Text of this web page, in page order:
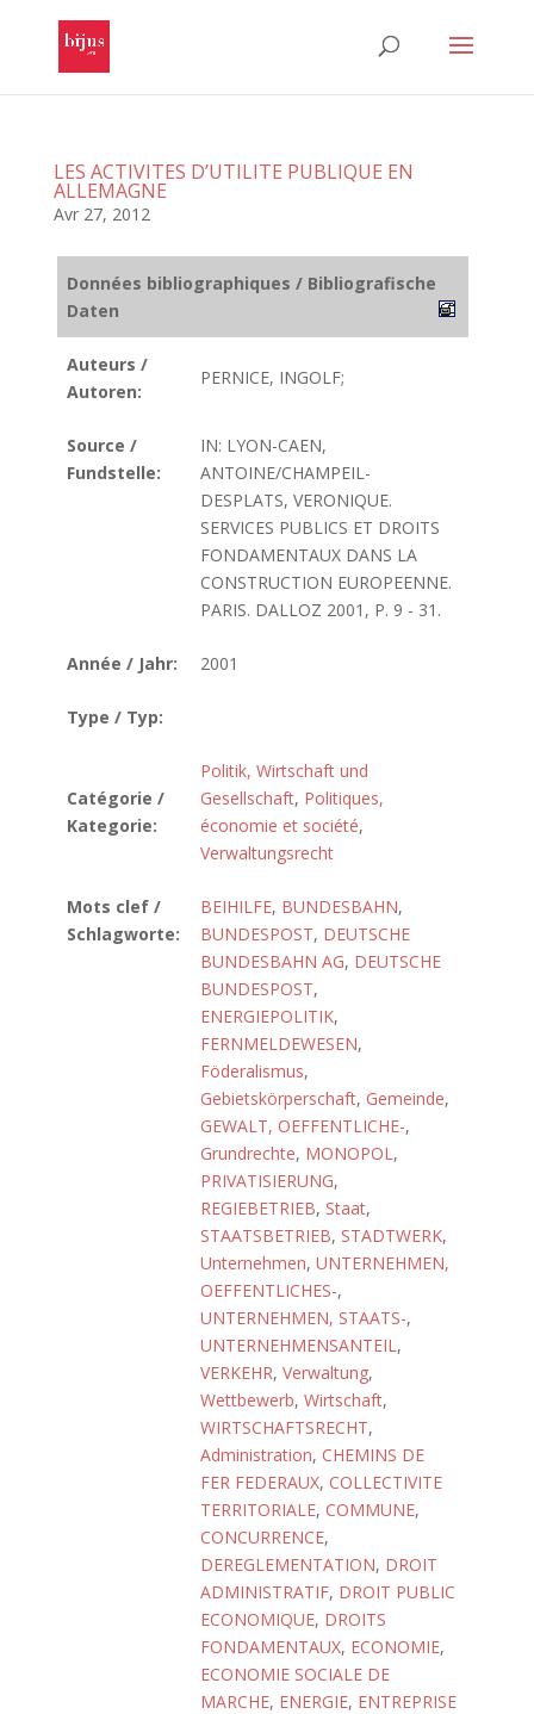
LES ACTIVITES D’UTILITE PUBLIQUE EN
ALLEMAGNE
Avr 27, 2012
Données bibliographiques / Bibliografische
Daten
Auteurs /
Autoren:
PERNICE, INGOLF;
Source /
Fundstelle:
IN: LYON-CAEN,
ANTOINE/CHAMPEIL-
DESPLATS, VERONIQUE.
SERVICES PUBLICS ET DROITS
FONDAMENTAUX DANS LA
CONSTRUCTION EUROPEENNE.
PARIS. DALLOZ 2001, P. 9 - 31.
Année / Jahr: 2001
Type / Typ:
Catégorie /
Kategorie:
Politik, Wirtschaft und
Gesellschaft, Politiques,
économie et société,
Verwaltungsrecht
Mots clef /
Schlagworte:
BEIHILFE, BUNDESBAHN,
BUNDESPOST, DEUTSCHE
BUNDESBAHN AG, DEUTSCHE
BUNDESPOST,
ENERGIEPOLITIK,
FERNMELDEWESEN,
Föderalismus,
Gebietskörperschaft, Gemeinde,
GEWALT, OEFFENTLICHE-,
Grundrechte, MONOPOL,
PRIVATISIERUNG,
REGIEBETRIEB, Staat,
STAATSBETRIEB, STADTWERK,
Unternehmen, UNTERNEHMEN,
OEFFENTLICHES-,
UNTERNEHMEN, STAATS-,
UNTERNEHMENSANTEIL,
VERKEHR, Verwaltung,
Wettbewerb, Wirtschaft,
WIRTSCHAFTSRECHT,
Administration, CHEMINS DE
FER FEDERAUX, COLLECTIVITE
TERRITORIALE, COMMUNE,
CONCURRENCE,
DEREGLEMENTATION, DROIT
ADMINISTRATIF, DROIT PUBLIC
ECONOMIQUE, DROITS
FONDAMENTAUX, ECONOMIE,
ECONOMIE SOCIALE DE
MARCHE, ENERGIE, ENTREPRISE